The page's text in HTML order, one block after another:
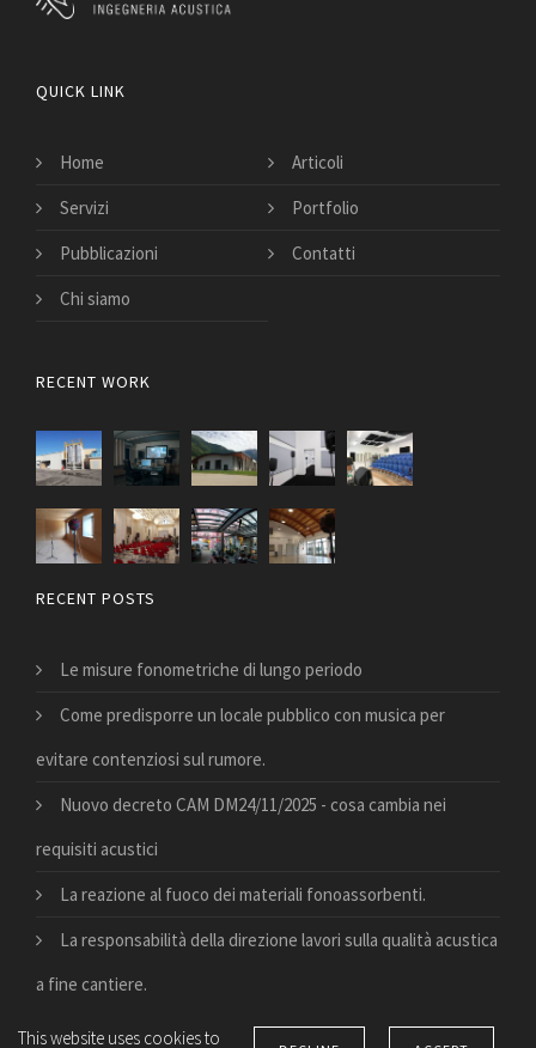
QUICK LINK
Home
Articoli
Servizi
Portfolio
Pubblicazioni
Contatti
Chi siamo
RECENT WORK
RECENT POSTS
Le misure fonometriche di lungo periodo
Come predisporre un locale pubblico con musica per
evitare contenziosi sul rumore.
Nuovo decreto CAM DM24/11/2025 - cosa cambia nei
requisiti acustici
La reazione al fuoco dei materiali fonoassorbenti.
La responsabilità della direzione lavori sulla qualità acustica
a fine cantiere.
This website uses cookies to